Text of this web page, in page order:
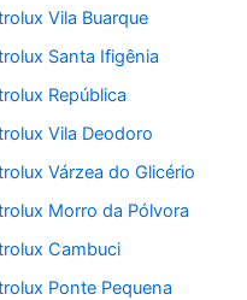
Vila Buarque
Santa Ifigênia
República
Vila Deodoro
Várzea do Glicério
Morro da Pólvora
Cambuci
Ponte Pequena